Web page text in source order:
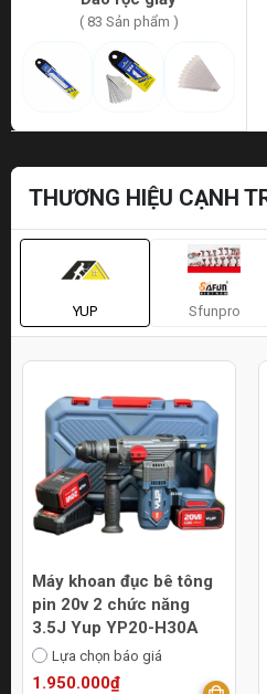
( 83 Sản phẩm )
THƯƠNG HIỆU CẠNH
YUP Sfunpro
Máy khoan đục bê tông
pin 20v 2 chức năng
3.5J Yup YP20-H30A
Lựa chọn báo giá
1.950.000₫